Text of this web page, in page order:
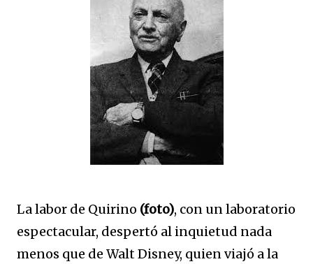
La labor de Quirino (foto), con un laboratorio
espectacular, despertó al inquietud nada
menos que de Walt Disney, quien viajó a la